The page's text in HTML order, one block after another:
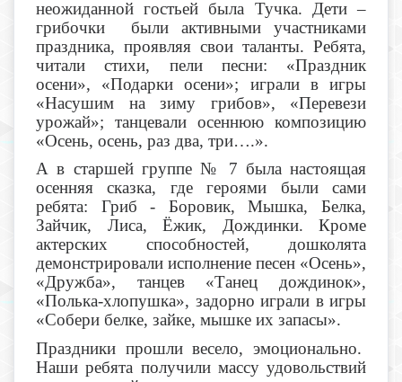
неожиданной гостьей была Тучка. Дети –
грибочки были активными участниками
праздника, проявляя свои таланты. Ребята,
читали стихи, пели песни: «Праздник
осени», «Подарки осени»; играли в игры
«Насушим на зиму грибов», «Перевези
урожай»; танцевали осеннюю композицию
«Осень, осень, раз два, три….».
А в старшей группе № 7 была настоящая
осенняя сказка, где героями были сами
ребята: Гриб - Боровик, Мышка, Белка,
Зайчик, Лиса, Ёжик, Дождинки. Кроме
актерских способностей, дошколята
демонстрировали исполнение песен «Осень»,
«Дружба», танцев «Танец дождинок»,
«Полька-хлопушка», задорно играли в игры
«Собери белке, зайке, мышке их запасы».
Праздники прошли весело, эмоционально.
Наши ребята получили массу удовольствий